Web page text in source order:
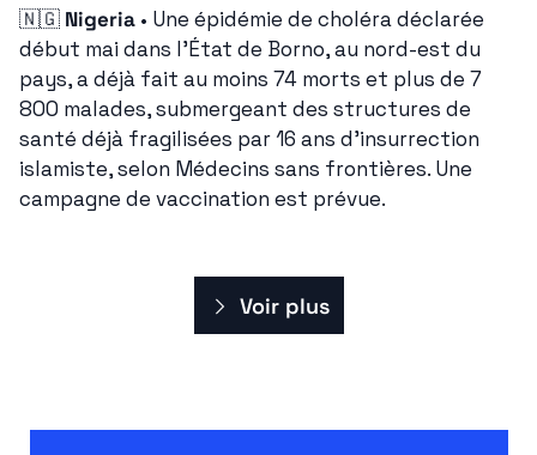
🇳🇬 Nigeria • Une épidémie de choléra déclarée
début mai dans l'État de Borno, au nord-est du
pays, a déjà fait au moins 74 morts et plus de 7
800 malades, submergeant des structures de
santé déjà fragilisées par 16 ans d'insurrection
islamiste, selon Médecins sans frontières. Une
campagne de vaccination est prévue.
Voir plus